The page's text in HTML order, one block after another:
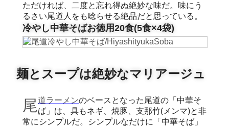
ただければ、二度と忘れ得ぬ絶妙な味だ。味にう
るさい尾道人をも唸らせる絶品だと思っている。
冷やし中華そばお徳用20食(5食×4袋)
麺とスープは絶妙なマリアージュ
尾道ラーメンのベースとなった尾道の「中華そ
ば」は、具もネギ、焼豚、支那竹(メンマ)と非
常にシンプルだ。シンプルなだけに「中華そば」